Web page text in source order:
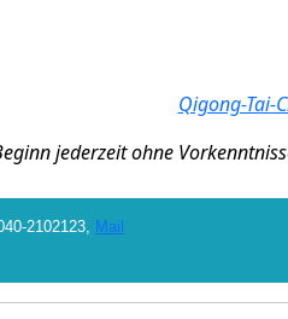
Qigong-Tai-
jederzeit ohne
2102123, Mail